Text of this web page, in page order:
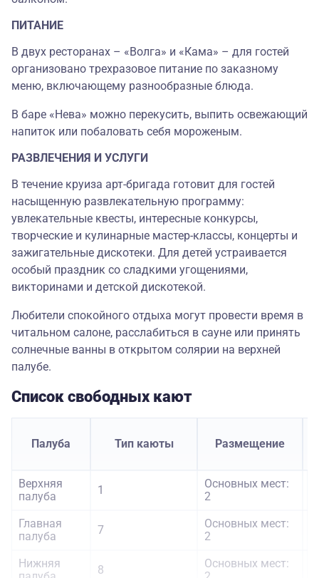
ПИТАНИЕ
В двух ресторанах – «Волга» и «Кама» – для гостей
организовано трехразовое питание по заказному
меню, включающему разнообразные блюда.
В баре «Нева» можно перекусить, выпить освежающий
напиток или побаловать себя мороженым.
РАЗВЛЕЧЕНИЯ И УСЛУГИ
В течение круиза арт-бригада готовит для гостей
насыщенную развлекательную программу:
увлекательные квесты, интересные конкурсы,
творческие и кулинарные мастер-классы, концерты и
зажигательные дискотеки. Для детей устраивается
особый праздник со сладкими угощениями,
викторинами и детской дискотекой.
Любители спокойного отдыха могут провести время в
читальном салоне, расслабиться в сауне или принять
солнечные ванны в открытом солярии на верхней
палубе.
Список свободных кают
Палуба Тип каюты Размещение
Верхняя
палуба
1
Основных мест:
2
Главная
палуба
7
Основных мест:
2
Нижняя
8
Основных мест: